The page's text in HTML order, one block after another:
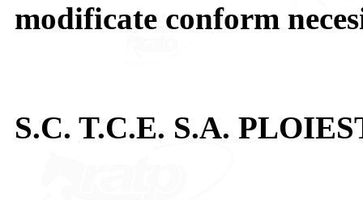
modificate conform
S.C. T.C.E. S.A.